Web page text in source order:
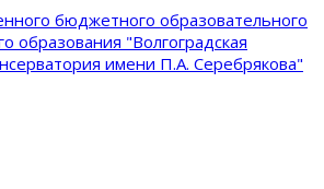
бюджетного образовательного
образования "Волгоградская
имени П.А. Серебрякова"